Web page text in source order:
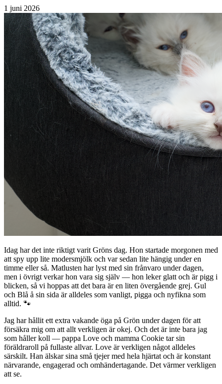
1 juni 2026
Idag har det inte riktigt varit Gröns dag. Hon startade morgonen med
att spy upp lite modersmjölk och var sedan lite hängig under en
timme eller så. Matlusten har lyst med sin frånvaro under dagen,
men i övrigt verkar hon vara sig själv — hon leker glatt och är pigg i
blicken, så vi hoppas att det bara är en liten övergående grej. Gul
och Blå å sin sida är alldeles som vanligt, pigga och nyfikna som
alltid. 🐾
Jag har hållit ett extra vakande öga på Grön under dagen för att
försäkra mig om att allt verkligen är okej. Och det är inte bara jag
som håller koll — pappa Love och mamma Cookie tar sin
föräldraroll på fullaste allvar. Love är verkligen något alldeles
särskilt. Han älskar sina små tjejer med hela hjärtat och är konstant
närvarande, engagerad och omhändertagande. Det värmer verkligen
att se.